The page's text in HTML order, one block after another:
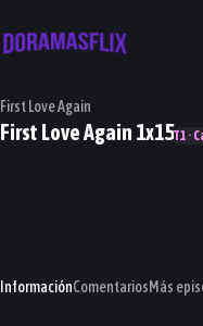
First Love Again
First Love Again 1x15T1 ·
InformaciónComentariosMás